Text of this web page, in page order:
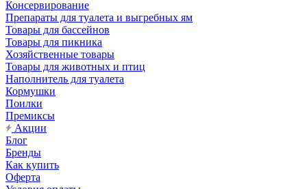
Консервирование
Препараты для туалета и выгребных ям
Товары для бассейнов
Товары для пикника
Хозяйственные товары
Товары для животных и птиц
Наполнитель для туалета
Кормушки
Поилки
Премиксы
Акции
Блог
Бренды
Как купить
Оферта